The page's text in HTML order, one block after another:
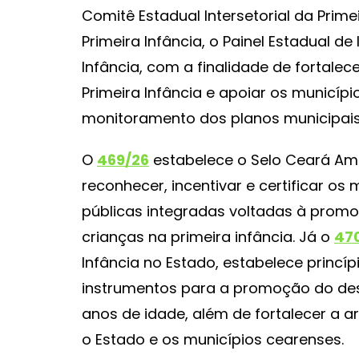
Comitê Estadual Intersetorial da
Primeira Infância, o Painel Estadual
Infância, com a finalidade de
Primeira Infância e apoiar os
monitoramento dos planos
O 469/26 estabelece o Selo Ceará
reconhecer, incentivar e certificar os
públicas integradas voltadas à
crianças na primeira infância. Já o
Infância no Estado, estabelece
instrumentos para a promoção do
anos de idade, além de fortalecer a
o Estado e os municípios cearenses.